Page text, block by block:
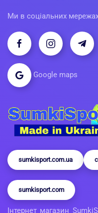
Ми в соціальних
Google maps
sumkisport.com.ua
sumkisport.com
Інтернет магазин